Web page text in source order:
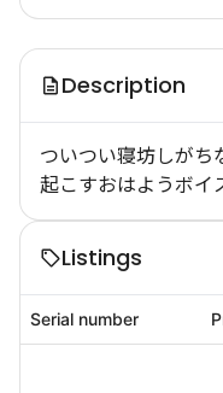
Description
ついつい寝坊しがち
起こすおはようボイ
Listings
Serial number